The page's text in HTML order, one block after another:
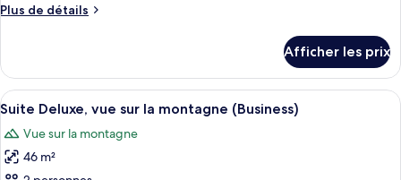
chambre :
chambre,
vue
sur
la
Plus de détails
Plus
Suite
exécutive,
1
vue
sur
la
Afficher les prix
Afficher
toutes
les
photos
Une chambre d’hôtel avec un
6
Suite Deluxe, vue sur la montagne (Business)
Vue sur la montagne
46 m²